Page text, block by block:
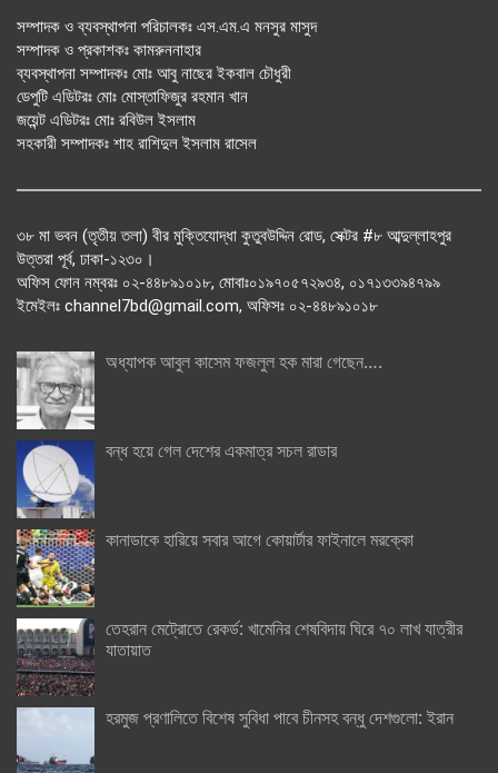
সম্পাদক ও ব্যবস্থাপনা পরিচালকঃ এস.এম.এ মনসুর মাসুদ
সম্পাদক ও প্রকাশকঃ কামরুননাহার
ব্যবস্থাপনা সম্পাদকঃ মোঃ আবু নাছের ইকবাল চৌধুরী
ডেপুটি এডিটরঃ মোঃ মোস্তাফিজুর রহমান খান
জয়েন্ট এডিটরঃ মোঃ রবিউল ইসলাম
সহকারী সম্পাদকঃ শাহ রাশিদুল ইসলাম রাসেল
৩৮ মা ভবন (তৃতীয় তলা) বীর মুক্তিযোদ্ধা কুতুবউদ্দিন রোড, সেক্টর #৮ আব্দুল্লাহপুর
উত্তরা পূর্ব, ঢাকা-১২৩০।
অফিস ফোন নম্বরঃ ০২-৪৪৮৯১০১৮, মোবাঃ০১৯৭০৫৭২৯৩৪, ০১৭১৩৩৯৪৭৯৯
ইমেইলঃ channel7bd@gmail.com, অফিসঃ ০২-৪৪৮৯১০১৮
অধ্যাপক আবুল কাসেম ফজলুল হক মারা গেছেন….
বন্ধ হয়ে গেল দেশের একমাত্র সচল রাডার
কানাডাকে হারিয়ে সবার আগে কোয়ার্টার ফাইনালে মরক্কো
তেহরান মেট্রোতে রেকর্ড: খামেনির শেষবিদায় ঘিরে ৭০ লাখ যাত্রীর
যাতায়াত
হরমুজ প্রণালিতে বিশেষ সুবিধা পাবে চীনসহ বন্ধু দেশগুলো: ইরান